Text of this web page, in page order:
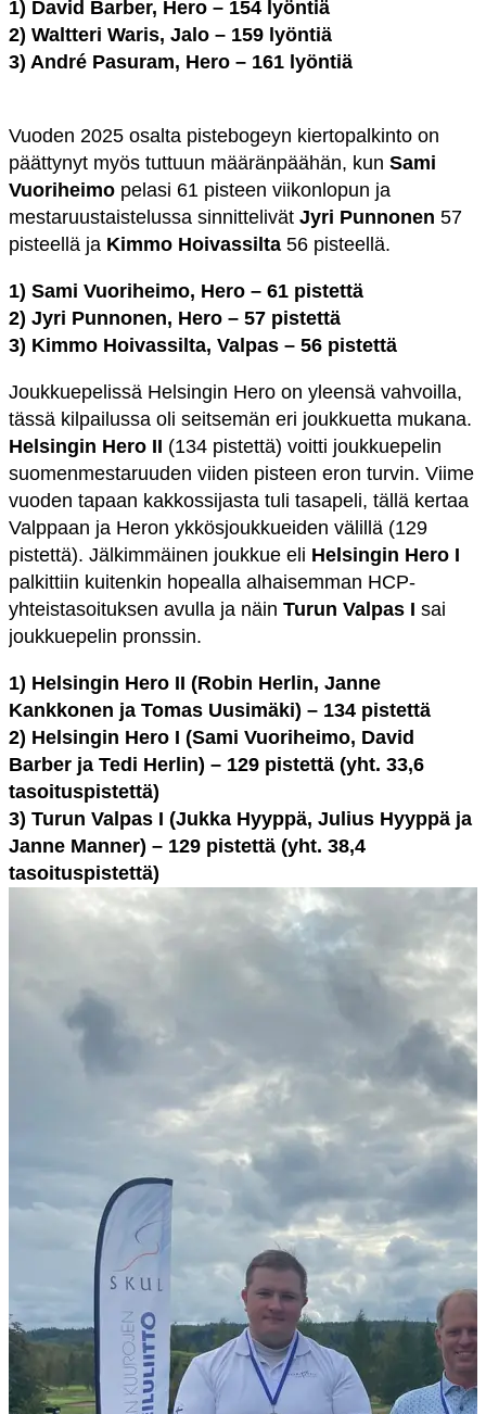
1) David Barber, Hero – 154 lyöntiä
2) Waltteri Waris, Jalo – 159 lyöntiä
3) André Pasuram, Hero – 161 lyöntiä
Vuoden 2025 osalta pistebogeyn kiertopalkinto on
päättynyt myös tuttuun määränpäähän, kun Sami
Vuoriheimo pelasi 61 pisteen viikonlopun ja
mestaruustaistelussa sinnittelivät Jyri Punnonen 57
pisteellä ja Kimmo Hoivassilta 56 pisteellä.
1) Sami Vuoriheimo, Hero – 61 pistettä
2) Jyri Punnonen, Hero – 57 pistettä
3) Kimmo Hoivassilta, Valpas – 56 pistettä
Joukkuepelissä Helsingin Hero on yleensä vahvoilla,
tässä kilpailussa oli seitsemän eri joukkuetta mukana.
Helsingin Hero II (134 pistettä) voitti joukkuepelin
suomenmestaruuden viiden pisteen eron turvin. Viime
vuoden tapaan kakkossijasta tuli tasapeli, tällä kertaa
Valppaan ja Heron ykkösjoukkueiden välillä (129
pistettä). Jälkimmäinen joukkue eli Helsingin Hero I
palkittiin kuitenkin hopealla alhaisemman HCP-
yhteistasoituksen avulla ja näin Turun Valpas I sai
joukkuepelin pronssin.
1) Helsingin Hero II (Robin Herlin, Janne
Kankkonen ja Tomas Uusimäki) – 134 pistettä
2) Helsingin Hero I (Sami Vuoriheimo, David
Barber ja Tedi Herlin) – 129 pistettä (yht. 33,6
tasoituspistettä)
3) Turun Valpas I (Jukka Hyyppä, Julius Hyyppä ja
Janne Manner) – 129 pistettä (yht. 38,4
tasoituspistettä)